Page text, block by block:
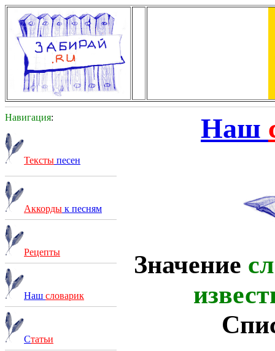
Навигация:
Тексты песен
Аккорды к песням
Рецепты
Наш словарик
Статьи
Наш
Значение